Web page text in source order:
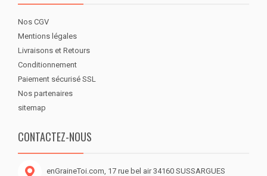
Nos CGV
Mentions légales
Livraisons et Retours
Conditionnement
Paiement sécurisé SSL
Nos partenaires
sitemap
CONTACTEZ-NOUS
enGraineToi.com, 17 rue bel air 34160 SUSSARGUES